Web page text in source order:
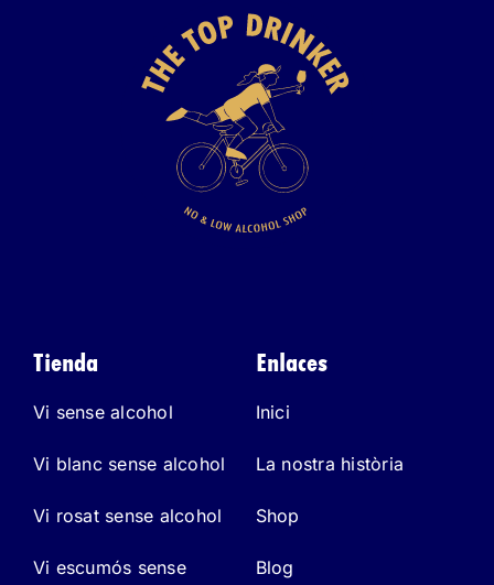
Tienda
Vi sense alcohol
Vi blanc sense alcohol
Vi rosat sense alcohol
Vi escumós sense
Enlaces
Inici
La nostra història
Shop
Blog